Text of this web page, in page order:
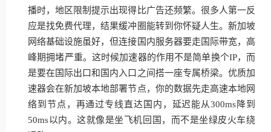
播时，地区限制提示出现得比广告还频繁。很多人第一反
应是找免费代理，结果缓冲圈能转到你怀疑人生。新加坡
网络基础设施虽好，但连接国内服务器要走国际带宽，高
峰期拥堵严重。这时候加速器的作用不是简单换个IP，而
是要在国际出口和国内入口之间搭一座专属桥梁。优质加
速器会在新加坡本地部署节点，你的数据先走高速本地网
络到节点，再通过专线直达国内，延迟能从300ms降到
50ms以内。这就像是坐飞机回国，而不是坐绿皮火车绕